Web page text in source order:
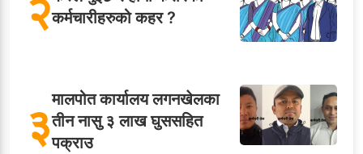
२कर्मचारीहरुको कहर ?
३मालपोत कार्यालय लगनखेलका
तीन नासु ३ लाख घुससहित
पक्राउ